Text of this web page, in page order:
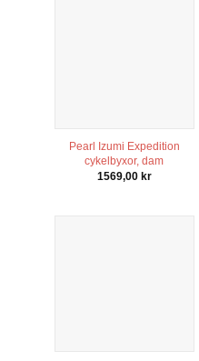
Pearl Izumi Expedition
cykelbyxor, dam
1569,00 kr